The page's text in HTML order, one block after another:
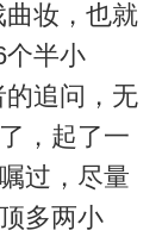
妆，也就
个半小
的追问，无
，起了一
过，尽量
多两小